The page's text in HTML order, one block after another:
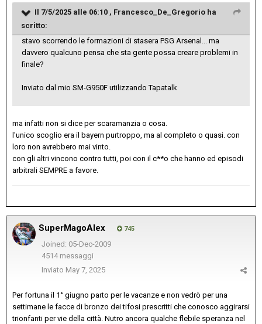
Il 7/5/2025 alle 06:10 , Francesco_De_Gregorio ha
scritto:
stavo scorrendo le formazioni di stasera PSG Arsenal... ma
davvero qualcuno pensa che sta gente possa creare problemi in
finale?
Inviato dal mio SM-G950F utilizzando Tapatalk
ma infatti non si dice per scaramanzia o cosa.
l'unico scoglio era il bayern purtroppo, ma al completo o quasi. con
loro non avrebbero mai vinto.
con gli altri vincono contro tutti, poi con il c**o che hanno ed episodi
arbitrali SEMPRE a favore.
SuperMagoAlex 745
Joined: 05-Dec-2009
4514 messaggi
Inviato May 7, 2025
Per fortuna il 1° giugno parto per le vacanze e non vedrò per una
settimane le facce di bronzo dei tifosi prescritti che conosco aggirarsi
trionfanti per vie della città. Nutro ancora qualche flebile speranza nel